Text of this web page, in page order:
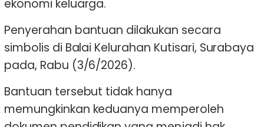
ekonomi keluarga.
Penyerahan bantuan dilakukan secara
simbolis di Balai Kelurahan Kutisari, Surabaya
pada, Rabu (3/6/2026).
Bantuan tersebut tidak hanya
memungkinkan keduanya memperoleh